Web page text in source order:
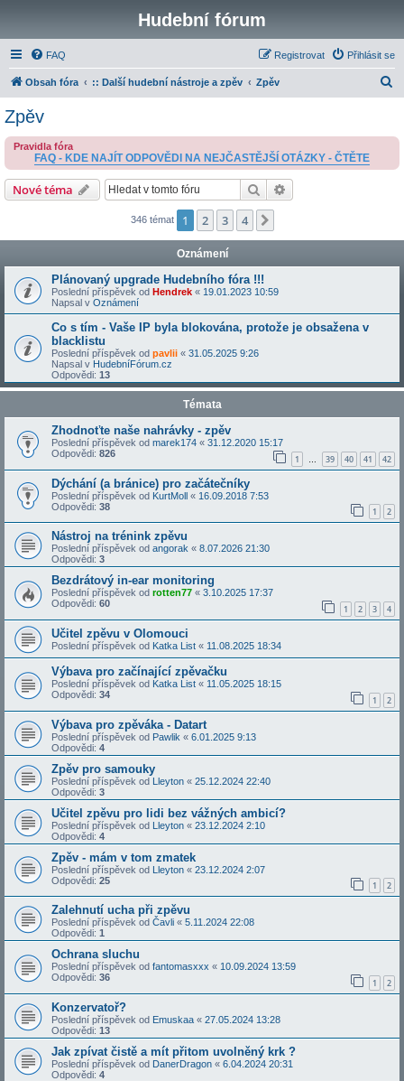
Hudební fórum
FAQ Přihlásit se
Registrovat
Obsah fóra :: Další hudební nástroje a zpěv Zpěv
a
Zpěv
Pravidla fóra
FAQ - KDE NAJÍT ODPOVĚDI NA NEJČASTĚJŠÍ OTÁZKY - ČTĚTE
Nové téma Hledat
346 témat 1 2 3 4
Oznámení
Plánovaný upgrade Hudebního fóra !!!
Poslední příspěvek od Hendrek « 19.01.2023 10:59
Napsal v Oznámení
Co s tím - Vaše IP byla blokována, protože je obsažena v
blacklistu
Poslední příspěvek od pavlii « 31.05.2025 9:26
Napsal v HudebníFórum.cz
Odpovědi: 13
Témata
Zhodnoťte naše nahrávky - zpěv
Poslední příspěvek od marek174 « 31.12.2020 15:17
Odpovědi: 826 1 … 39 40 41 42
Dýchání (a bránice) pro začátečníky
Poslední příspěvek od KurtMoll « 16.09.2018 7:53
Odpovědi: 38 1 2
Nástroj na trénink zpěvu
Poslední příspěvek od angorak « 8.07.2026 21:30
Odpovědi: 3
Bezdrátový in-ear monitoring
Poslední příspěvek od rotten77 « 3.10.2025 17:37
Odpovědi: 60 1 2 3 4
Učitel zpěvu v Olomouci
Poslední příspěvek od Katka List « 11.08.2025 18:34
Výbava pro začínající zpěvačku
Poslední příspěvek od Katka List « 11.05.2025 18:15
Odpovědi: 34 1 2
Výbava pro zpěváka - Datart
Poslední příspěvek od Pawlik « 6.01.2025 9:13
Odpovědi: 4
Zpěv pro samouky
Poslední příspěvek od Lleyton « 25.12.2024 22:40
Odpovědi: 3
Učitel zpěvu pro lidi bez vážných ambicí?
Poslední příspěvek od Lleyton « 23.12.2024 2:10
Odpovědi: 4
Zpěv - mám v tom zmatek
Poslední příspěvek od Lleyton « 23.12.2024 2:07
Odpovědi: 25 1 2
Zalehnutí ucha při zpěvu
Poslední příspěvek od Čavli « 5.11.2024 22:08
Odpovědi: 1
Ochrana sluchu
Poslední příspěvek od fantomasxxx « 10.09.2024 13:59
Odpovědi: 36 1 2
Konzervatoř?
Poslední příspěvek od Emuskaa « 27.05.2024 13:28
Odpovědi: 13
Jak zpívat čistě a mít přitom uvolněný krk ?
Poslední příspěvek od DanerDragon « 6.04.2024 20:31
Odpovědi: 4